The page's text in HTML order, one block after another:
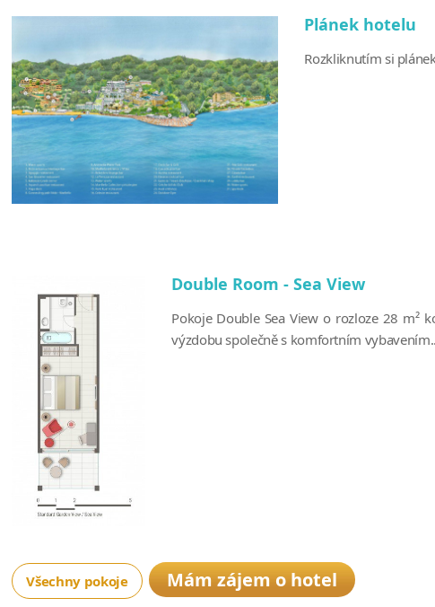
Plánek hotelu
Rozkliknutím si
Double Room - Sea View
Pokoje Double Sea View o rozloze 28 m²
výzdobu společně s komfortním
Všechny pokoje Mám zájem o hotel